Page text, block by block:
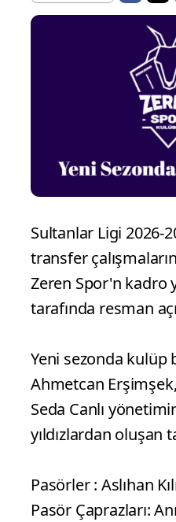
Sultanlar Ligi 2026-
transfer
Zeren Spor'n kadro
tarafında resman
Yeni sezonda kulüp
Ahmetcan
Seda Canlı
yıldızlardan oluşan
Pasörler : Aslıhan
Pasör Çaprazları: